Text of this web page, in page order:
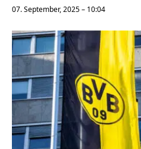
07. September, 2025 – 10:04